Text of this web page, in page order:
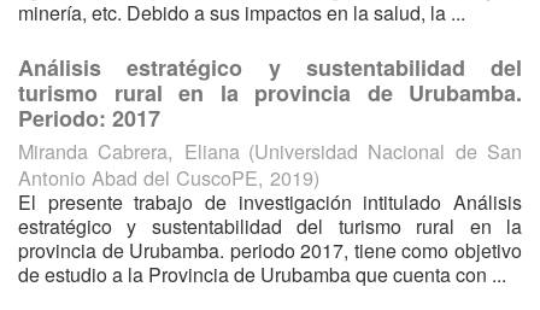
minería, etc. Debido a sus impactos en la salud, la ...
Análisis estratégico y sustentabilidad del
turismo rural en la provincia de Urubamba.
Periodo: 2017
Miranda Cabrera, Eliana (Universidad Nacional de San
Antonio Abad del CuscoPE, 2019)
El presente trabajo de investigación intitulado Análisis
estratégico y sustentabilidad del turismo rural en la
provincia de Urubamba. periodo 2017, tiene como objetivo
de estudio a la Provincia de Urubamba que cuenta con ...